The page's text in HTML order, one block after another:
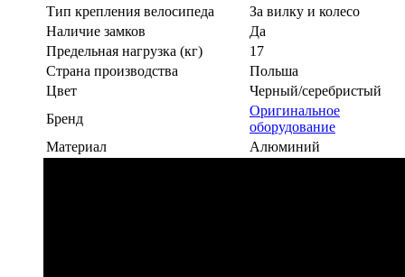
Тип крепления велосипеда
За вилку и колесо
Наличие замков
Да
Предельная нагрузка (кг)
17
Страна производства
Польша
Цвет
Черный/серебристый
Бренд
Оригинальное
оборудование
Материал
Алюминий